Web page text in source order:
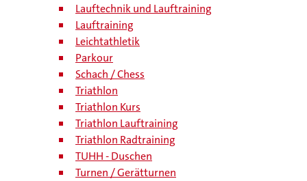
Lauftechnik und Lauftraining
Lauftraining
Leichtathletik
Parkour
Schach / Chess
Triathlon
Triathlon Kurs
Triathlon Lauftraining
Triathlon Radtraining
TUHH - Duschen
Turnen / Gerätturnen